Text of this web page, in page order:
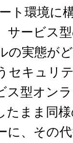
ト環境に
サービス
の実態が
セキュリ
ス型オン
たまま同
に、その